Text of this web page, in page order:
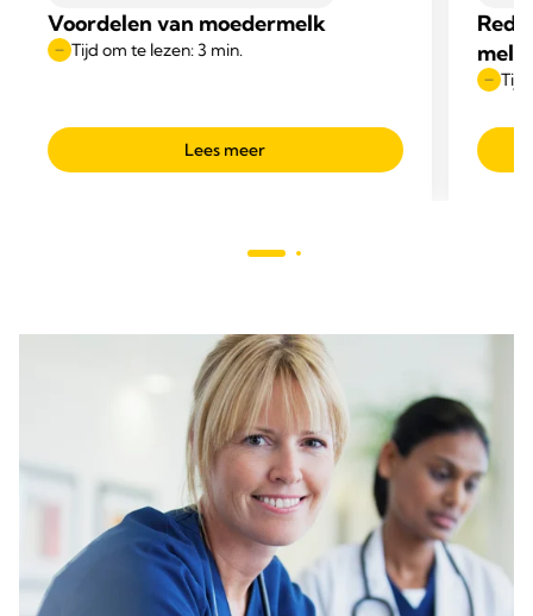
Voordelen van moedermelk
Tijd om te lezen: 3 min.
Lees meer
Tijd